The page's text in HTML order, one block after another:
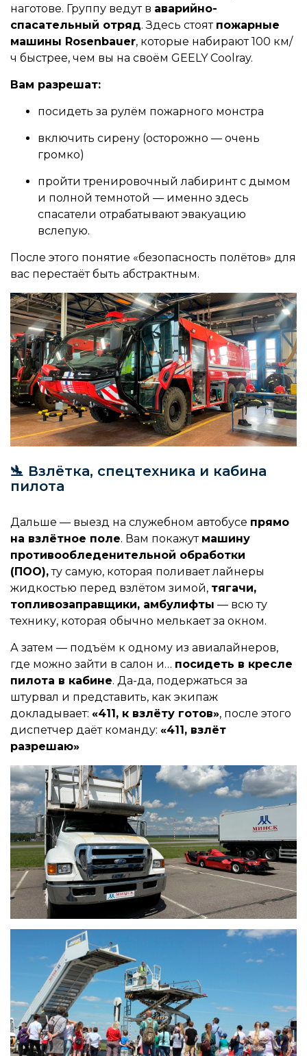
наготове. Группу ведут в аварийно-
спасательный отряд. Здесь стоят пожарные
машины Rosenbauer, которые набирают 100 км/
ч быстрее, чем вы на своём GEELY Coolray.
Вам разрешат:
посидеть за рулём пожарного монстра
включить сирену (осторожно — очень
громко)
пройти тренировочный лабиринт с дымом
и полной темнотой — именно здесь
спасатели отрабатывают эвакуацию
вслепую.
После этого понятие «безопасность полётов» для
вас перестаёт быть абстрактным.
🛬 Взлётка, спецтехника и кабина
пилота
Дальше — выезд на служебном автобусе прямо
на взлётное поле. Вам покажут машину
противообледенительной обработки
(ПОО),ту самую, которая поливает лайнеры
жидкостью перед взлётом зимой, тягачи,
топливозаправщики, амбулифты — всю ту
технику, которая обычно мелькает за окном.
А затем — подъём к одному из авиалайнеров,
где можно зайти в салон и… посидеть в кресле
пилота в кабине. Да-да, подержаться за
штурвал и представить, как экипаж
докладывает: «411, к взлёту готов», после этого
диспетчер даёт команду: «411, взлёт
разрешаю»